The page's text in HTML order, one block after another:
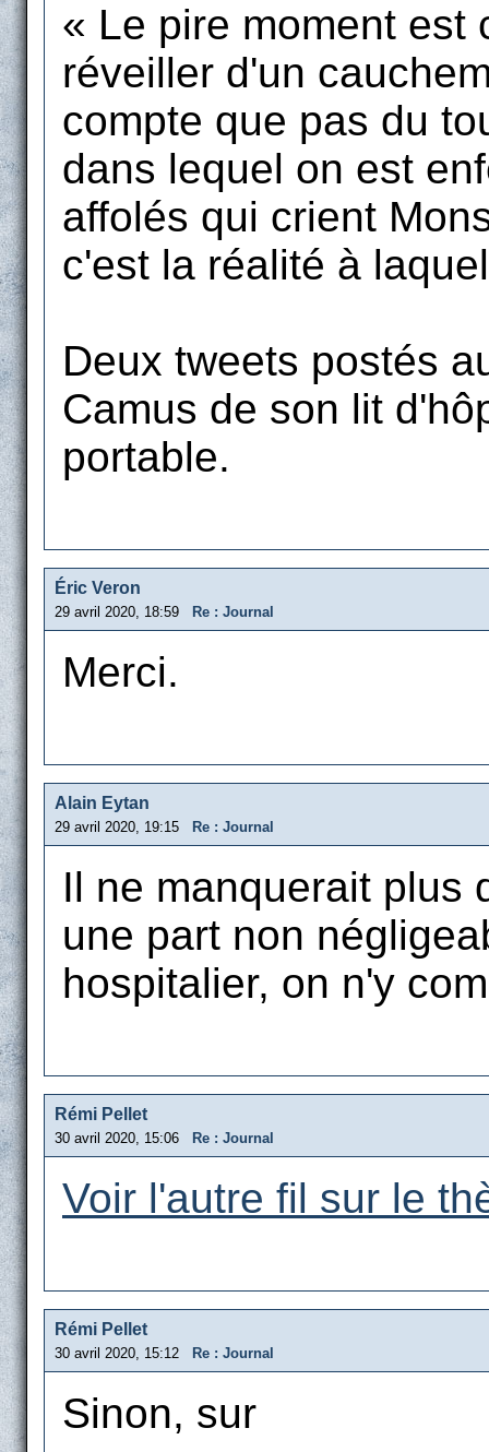
« Le pire moment est
réveiller d'un
compte que pas du
dans lequel on est
affolés qui crient
c'est la réalité à
Deux tweets postés
Camus de son lit
portable.
Éric Veron
29 avril 2020, 18:59 Re : Journal
Merci.
Alain Eytan
29 avril 2020, 19:15 Re : Journal
Il ne manquerait plus
une part non
hospitalier, on n'y
Rémi Pellet
30 avril 2020, 15:06 Re : Journal
Voir l'autre fil sur le
Rémi Pellet
30 avril 2020, 15:12 Re : Journal
Sinon, sur